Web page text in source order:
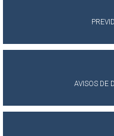
AVISOS DE